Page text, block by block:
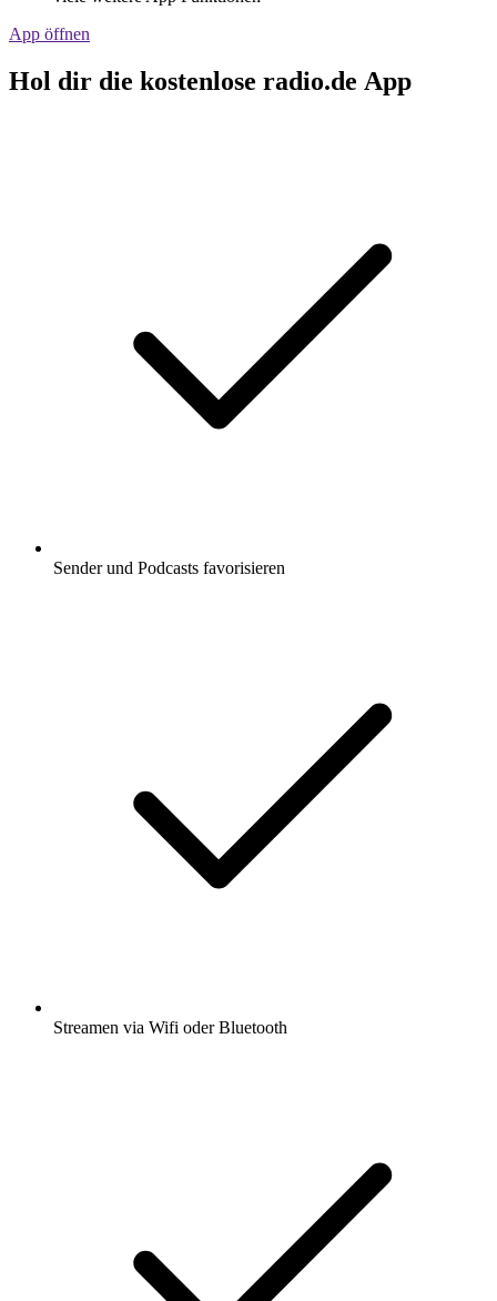
App öffnen
Hol dir die kostenlose radio.de App
Sender und Podcasts favorisieren
Streamen via Wifi oder Bluetooth